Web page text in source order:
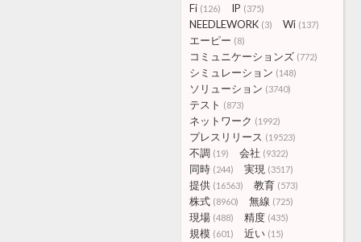
Fi (126) IP (375)
NEEDLEWORK (3) Wi (137)
エーピー (8)
コミュニケーションズ (772)
シミュレーション (148)
ソリューション (3740)
テスト (873)
ネットワーク (1992)
プレスリリース (19523)
不調 (19) 会社 (9322)
同時 (244) 実現 (3517)
提供 (16563) 教育 (573)
株式 (8960) 無線 (725)
現場 (488) 精度 (435)
規模 (601) 近い (15)